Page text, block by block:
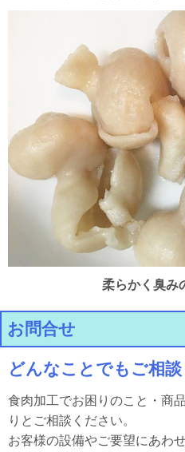
柔らかく臭み
お問合せ
どんなことでもご相談
食肉加工でお困りのこと・商
りとご相談ください。
お客様の設備やご要望にあわ